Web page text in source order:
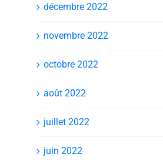
décembre 2022
novembre 2022
octobre 2022
août 2022
juillet 2022
juin 2022